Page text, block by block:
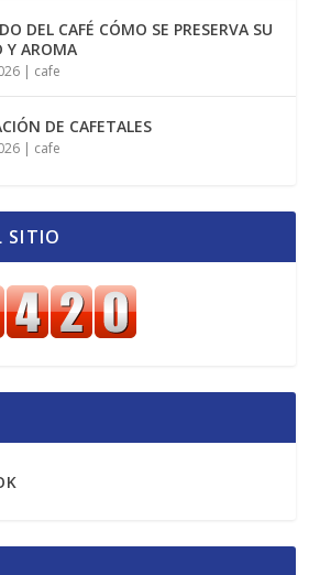
DEL CAFÉ CÓMO SE PRESERVA SU
Y AROMA
| cafe
DE CAFETALES
| cafe
SITIO